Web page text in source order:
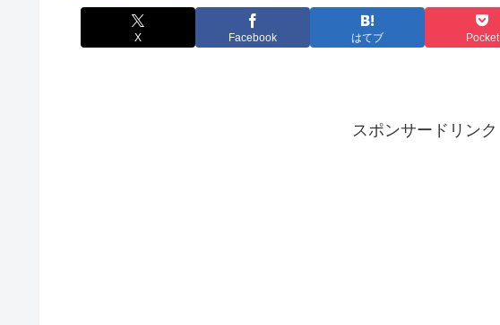
X Facebook はてブ Pocket
スポンサードリンク